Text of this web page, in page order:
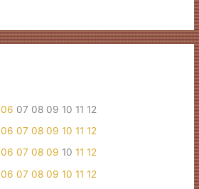
06 07 08 09 10 11 12
06 07 08 09 10 11 12
06 07 08 09 10 11 12
06 07 08 09 10 11 12